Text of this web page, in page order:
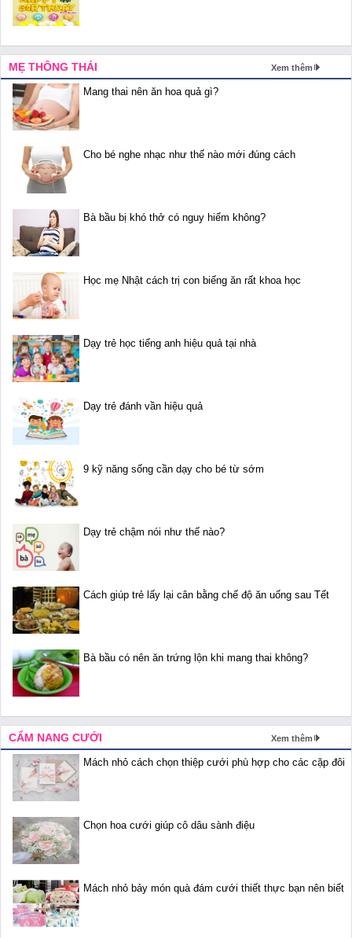
MẸ THÔNG THÁI Xem thêm
Mang thai nên ăn hoa quả gì?
Cho bé nghe nhạc như thế nào mới đúng cách
Bà bầu bị khó thở có nguy hiểm không?
Học mẹ Nhật cách trị con biếng ăn rất khoa học
Dạy trẻ học tiếng anh hiệu quả tại nhà
Dạy trẻ đánh vần hiệu quả
9 kỹ năng sống cần dạy cho bé từ sớm
Dạy trẻ chậm nói như thế nào?
Cách giúp trẻ lấy lại cân bằng chế độ ăn uống sau Tết
Bà bầu có nên ăn trứng lộn khi mang thai không?
CẨM NANG CƯỚI Xem thêm
Mách nhỏ cách chọn thiệp cưới phù hợp cho các cặp đôi
Chọn hoa cưới giúp cô dâu sành điệu
Mách nhỏ bảy món quà đám cưới thiết thực bạn nên biết